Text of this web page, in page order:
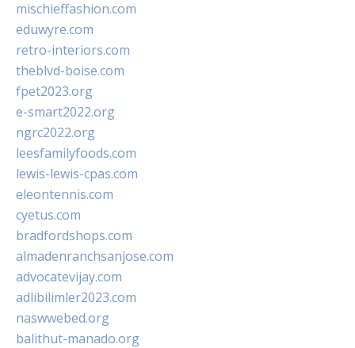
mischieffashion.com
eduwyre.com
retro-interiors.com
theblvd-boise.com
fpet2023.org
e-smart2022.org
ngrc2022.org
leesfamilyfoods.com
lewis-lewis-cpas.com
eleontennis.com
cyetus.com
bradfordshops.com
almadenranchsanjose.com
advocatevijay.com
adlibilimler2023.com
naswwebed.org
balithut-manado.org